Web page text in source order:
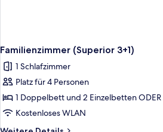
Familienzimmer (Superior 3+1)
1 Schlafzimmer
Platz für 4 Personen
1 Doppelbett und 2 Einzelbetten
Kostenloses WLAN